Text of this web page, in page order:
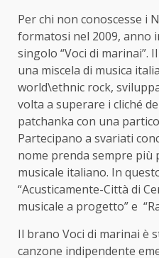
Per chi non conoscesse i
formatosi nel 2009, anno
singolo “Voci di
una miscela di musica
world\ethnic rock,
volta a superare i cliché
patchanka con una
Partecipano a svariati
nome prenda sempre più
musicale italiano. In
“Acusticamente-Città di
musicale a progetto” e
Il brano Voci di marinai è
canzone indipendente